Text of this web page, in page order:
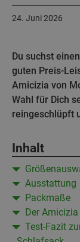
24. Juni 2026
Du suchst
guten Preis-
Amicizia von
Wahl für Dich
reingeschlüpft
Inhalt
Ausstattung
Packmaße
Der
Test-Fazit